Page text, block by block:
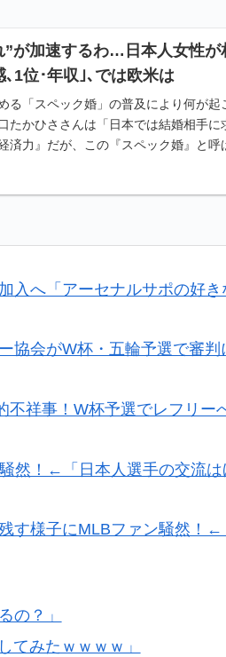
”が加速するわ…日本人女性が
1位･年収｣､では欧米は
る「スペック婚」の普及により何が起
たかひささんは「日本では結婚相手に
済力』だが、この『スペック婚』と呼
入へ「アーセナルサポの好
協会がW杯・五輪予選で審
祥事！W杯予選でレフリー
然！←「日本人選手の交流は
す様子にMLBファン騒然！
の？」
てみたｗｗｗｗ」